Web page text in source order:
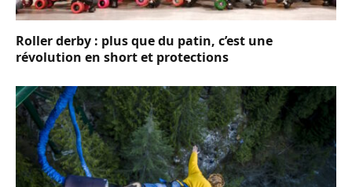
Roller derby : plus que du patin, c’est une
révolution en short et protections